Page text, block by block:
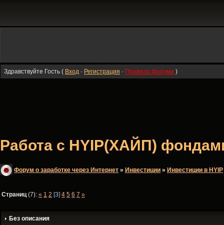
Здравствуйте Гость ( Вход · Регистрация · Правила форума )
Работа с HYIP(ХАЙП)
Форум о заработке через Интернет » Инвестиции » Инвестиции в HYIP
Страниц(7): « 1 2 [3] 4 5 6 7 »
Без описания